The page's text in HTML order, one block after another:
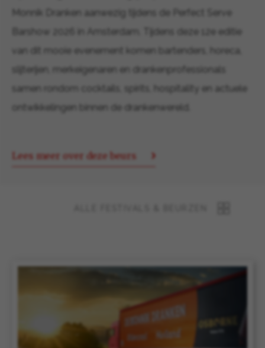
Monnik Dranken aanwezig tijdens de Perfect Serve
Barshow 2026 in Amsterdam. Tijdens deze 12e editie
van dit mooie evenement komen bartenders, horeca,
slijterijen, merkeigenaren en drankenprofessionals
samen rondom cocktails, spirits, hospitality en actuele
ontwikkelingen binnen de drankenwereld.
Lees meer over deze beurs